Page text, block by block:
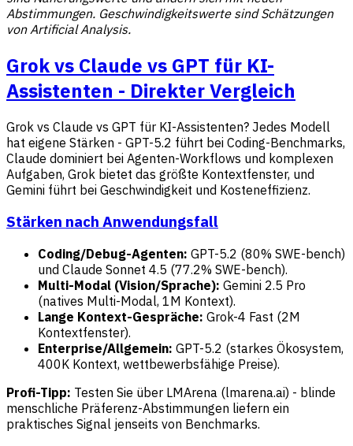
Abstimmungen. Geschwindigkeitswerte sind Schätzungen
von Artificial Analysis.
Grok vs Claude vs GPT für KI-
Assistenten - Direkter Vergleich
Grok vs Claude vs GPT für KI-Assistenten? Jedes Modell
hat eigene Stärken - GPT-5.2 führt bei Coding-Benchmarks,
Claude dominiert bei Agenten-Workflows und komplexen
Aufgaben, Grok bietet das größte Kontextfenster, und
Gemini führt bei Geschwindigkeit und Kosteneffizienz.
Stärken nach Anwendungsfall
Coding/Debug-Agenten: GPT-5.2 (80% SWE-bench)
und Claude Sonnet 4.5 (77.2% SWE-bench).
Multi-Modal (Vision/Sprache): Gemini 2.5 Pro
(natives Multi-Modal, 1M Kontext).
Lange Kontext-Gespräche: Grok-4 Fast (2M
Kontextfenster).
Enterprise/Allgemein: GPT-5.2 (starkes Ökosystem,
400K Kontext, wettbewerbsfähige Preise).
Profi-Tipp: Testen Sie über LMArena (lmarena.ai) - blinde
menschliche Präferenz-Abstimmungen liefern ein
praktisches Signal jenseits von Benchmarks.